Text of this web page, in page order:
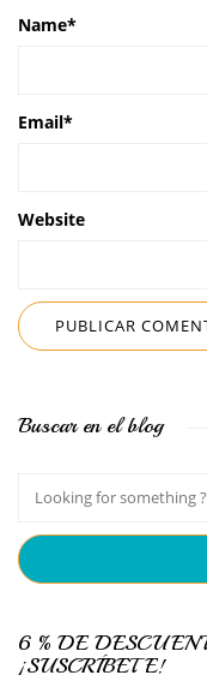
Name*
Email*
Website
Buscar en el blog
6 % DE
¡SUSCRÍBETE!